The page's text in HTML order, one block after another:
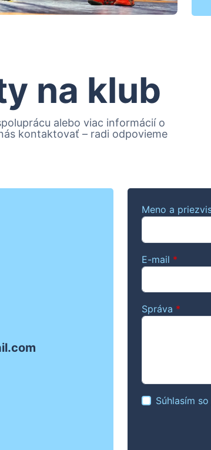
na klub
alebo viac informácií o
kontaktovať – radi odpovieme
Meno a
E-mail *
Správa *
Súhlasím so